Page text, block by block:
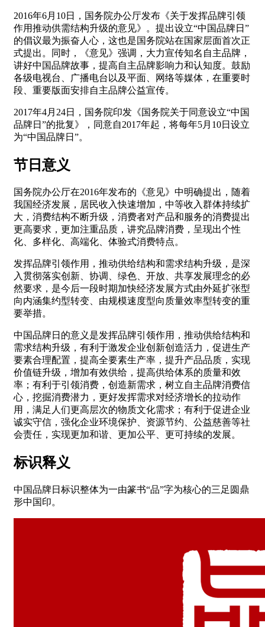
2016年6月10日，国务院办公厅发布《关于发挥品牌引领
作用推动供需结构升级的意见》。提出设立“中国品牌日”
的倡议最为振奋人心，这也是国务院站在国家层面首次正
式提出。同时，《意见》强调，大力宣传知名自主品牌，
讲好中国品牌故事，提高自主品牌影响力和认知度。鼓励
各级电视台、广播电台以及平面、网络等媒体，在重要时
段、重要版面安排自主品牌公益宣传。
2017年4月24日，国务院印发《国务院关于同意设立“中国
品牌日”的批复》，同意自2017年起，将每年5月10日设立
为“中国品牌日”。
节日意义
国务院办公厅在2016年发布的《意见》中明确提出，随着
我国经济发展，居民收入快速增加，中等收入群体持续扩
大，消费结构不断升级，消费者对产品和服务的消费提出
更高要求，更加注重品质，讲究品牌消费，呈现出个性
化、多样化、高端化、体验式消费特点。
发挥品牌引领作用，推动供给结构和需求结构升级，是深
入贯彻落实创新、协调、绿色、开放、共享发展理念的必
然要求，是今后一段时期加快经济发展方式由外延扩张型
向内涵集约型转变、由规模速度型向质量效率型转变的重
要举措。
中国品牌日的意义是发挥品牌引领作用，推动供给结构和
需求结构升级，有利于激发企业创新创造活力，促进生产
要素合理配置，提高全要素生产率，提升产品品质，实现
价值链升级，增加有效供给，提高供给体系的质量和效
率；有利于引领消费，创造新需求，树立自主品牌消费信
心，挖掘消费潜力，更好发挥需求对经济增长的拉动作
用，满足人们更高层次的物质文化需求；有利于促进企业
诚实守信，强化企业环境保护、资源节约、公益慈善等社
会责任，实现更加和谐、更加公平、更可持续的发展。
标识释义
中国品牌日标识整体为一由篆书“品”字为核心的三足圆鼎
形中国印。